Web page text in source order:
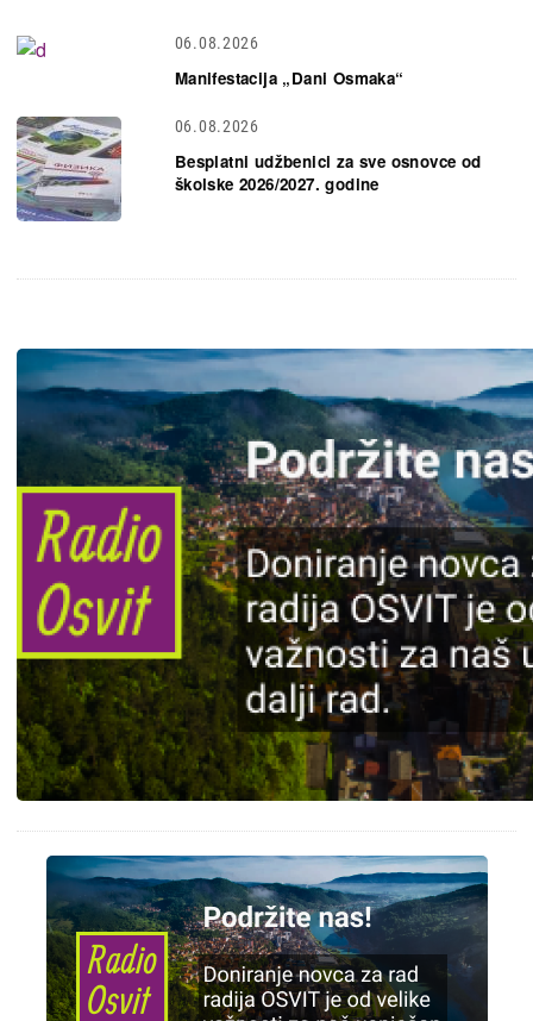
06.08.2026
Manifestacija „Dani Osmaka“
06.08.2026
Besplatni udžbenici za sve osnovce od
školske 2026/2027. godine
Slika